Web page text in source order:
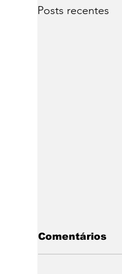
Posts recentes
Comentários